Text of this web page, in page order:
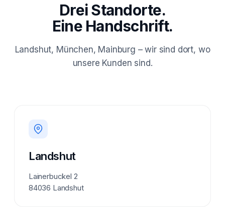
Drei Standorte.
Eine Handschrift.
Landshut, München, Mainburg – wir sind dort, wo
unsere Kunden sind.
Landshut
Lainerbuckel 2
84036 Landshut